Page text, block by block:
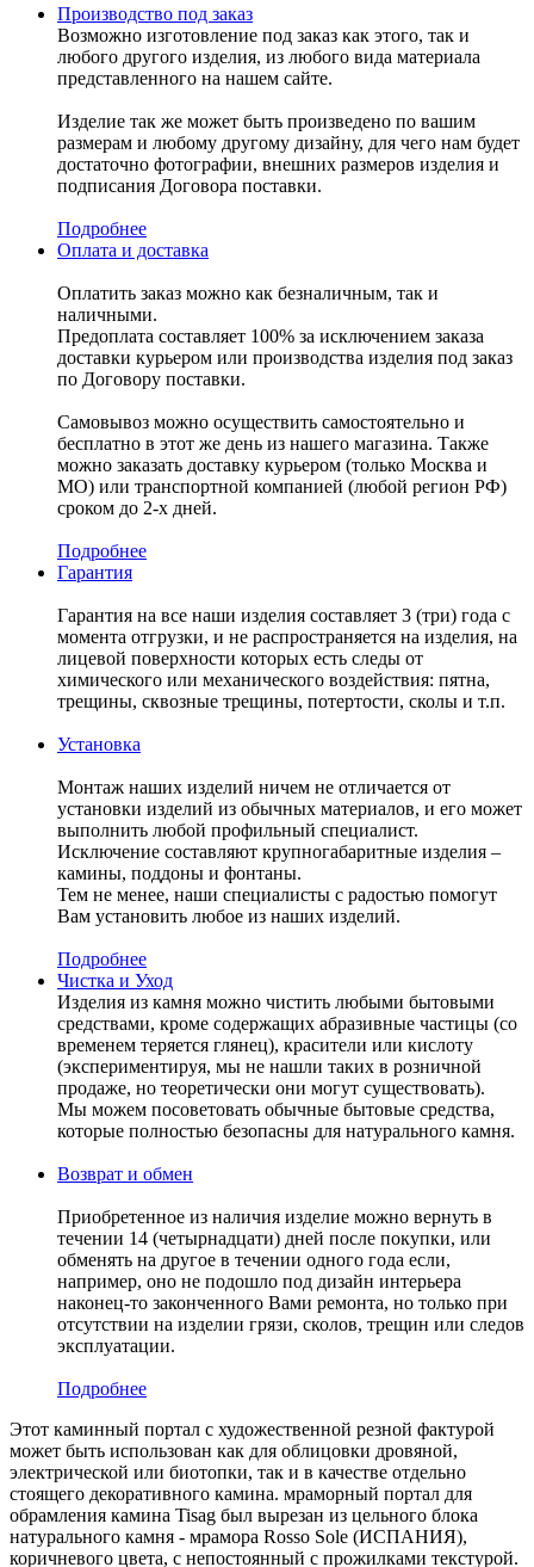
Производство под заказ
Возможно изготовление под заказ как этого, так и
любого другого изделия, из любого вида материала
представленного на нашем сайте.
Изделие так же может быть произведено по вашим
размерам и любому другому дизайну, для чего нам будет
достаточно фотографии, внешних размеров изделия и
подписания Договора поставки.
Подробнее
Оплата и доставка
Оплатить заказ можно как безналичным, так и
наличными.
Предоплата составляет 100% за исключением заказа
доставки курьером или производства изделия под заказ
по Договору поставки.
Самовывоз можно осуществить самостоятельно и
бесплатно в этот же день из нашего магазина. Также
можно заказать доставку курьером (только Москва и
МО) или транспортной компанией (любой регион РФ)
сроком до 2-х дней.
Подробнее
Гарантия
Гарантия на все наши изделия составляет 3 (три) года с
момента отгрузки, и не распространяется на изделия, на
лицевой поверхности которых есть следы от
химического или механического воздействия: пятна,
трещины, сквозные трещины, потертости, сколы и т.п.
Установка
Монтаж наших изделий ничем не отличается от
установки изделий из обычных материалов, и его может
выполнить любой профильный специалист.
Исключение составляют крупногабаритные изделия –
камины, поддоны и фонтаны.
Тем не менее, наши специалисты с радостью помогут
Вам установить любое из наших изделий.
Подробнее
Чистка и Уход
Изделия из камня можно чистить любыми бытовыми
средствами, кроме содержащих абразивные частицы (со
временем теряется глянец), красители или кислоту
(экспериментируя, мы не нашли таких в розничной
продаже, но теоретически они могут существовать).
Мы можем посоветовать обычные бытовые средства,
которые полностью безопасны для натурального камня.
Возврат и обмен
Приобретенное из наличия изделие можно вернуть в
течении 14 (четырнадцати) дней после покупки, или
обменять на другое в течении одного года если,
например, оно не подошло под дизайн интерьера
наконец-то законченного Вами ремонта, но только при
отсутствии на изделии грязи, сколов, трещин или следов
эксплуатации.
Подробнее
Этот каминный портал с художественной резной фактурой
может быть использован как для облицовки дровяной,
электрической или биотопки, так и в качестве отдельно
стоящего декоративного камина. мраморный портал для
обрамления камина Tisag был вырезан из цельного блока
натурального камня - мрамора Rosso Sole (ИСПАНИЯ),
коричневого цвета, c непостоянный с прожилками текстурой.